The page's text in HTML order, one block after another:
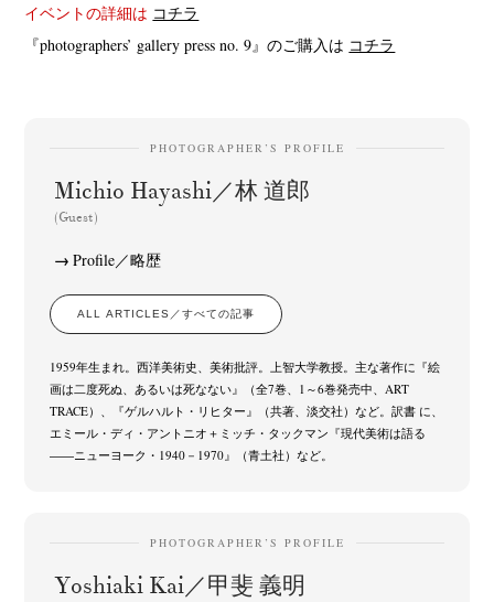
イベントの詳細は コチラ
『photographers’ gallery press no. 9』のご購入は コチラ
PHOTOGRAPHER’S PROFILE
Michio Hayashi／林 道郎
(Guest)
Profile／略歴
ALL ARTICLES／すべての記事
1959年生まれ。西洋美術史、美術批評。上智大学教授。主な著作に『絵
画は二度死ぬ、あるいは死なない』（全7巻、1～6巻発売中、ART
TRACE）、『ゲルハルト・リヒター』（共著、淡交社）など。訳書 に、
エミール・ディ・アントニオ＋ミッチ・タックマン『現代美術は語る
――ニューヨーク・1940－1970』（青土社）など。
PHOTOGRAPHER’S PROFILE
Yoshiaki Kai／甲斐 義明